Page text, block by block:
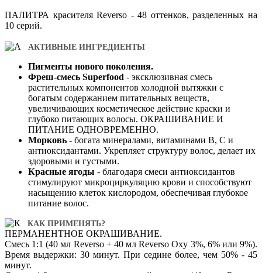
ПАЛИТРА красителя Reverso - 48 оттенков, разделенных на
10 серий.
АКТИВНЫЕ ИНГРЕДИЕНТЫ
Пигменты нового поколения.
Фреш-смесь Superfood - эксклюзивная смесь
растительных компонентов холодной вытяжки с
богатым содержанием питательных веществ,
увеличивающих косметическое действие краски и
глубоко питающих волосы. ОКРАШИВАНИЕ И
ПИТАНИЕ ОДНОВРЕМЕННО.
Морковь - богата минералами, витаминами В, С и
антиоксидантами. Укрепляет структуру волос, делает их
здоровыми и густыми.
Красные ягоды - благодаря смеси антиоксидантов
стимулируют микроциркуляцию крови и способствуют
насыщению клеток кислородом, обеспечивая глубокое
питание волос.
КАК ПРИМЕНЯТЬ?
ПЕРМАНЕНТНОЕ ОКРАШИВАНИЕ.
Смесь 1:1 (40 мл Reverso + 40 мл Reverso Oxy 3%, 6% или 9%).
Время выдержки: 30 минут. При седине более, чем 50% - 45
минут.